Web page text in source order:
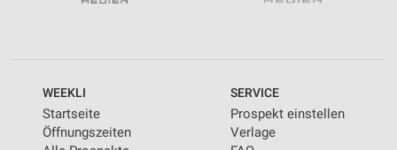
WEEKLI
Startseite
Öffnungszeiten
SERVICE
Prospekt einstellen
Verlage